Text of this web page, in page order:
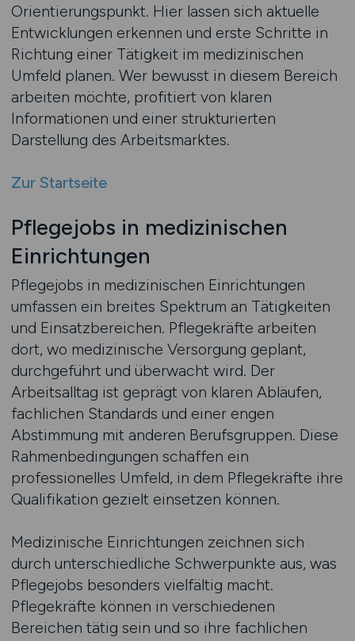
Orientierungspunkt. Hier lassen sich aktuelle
Entwicklungen erkennen und erste Schritte in
Richtung einer Tätigkeit im medizinischen
Umfeld planen. Wer bewusst in diesem Bereich
arbeiten möchte, profitiert von klaren
Informationen und einer strukturierten
Darstellung des Arbeitsmarktes.
Zur Startseite
Pflegejobs in medizinischen
Einrichtungen
Pflegejobs in medizinischen Einrichtungen
umfassen ein breites Spektrum an Tätigkeiten
und Einsatzbereichen. Pflegekräfte arbeiten
dort, wo medizinische Versorgung geplant,
durchgeführt und überwacht wird. Der
Arbeitsalltag ist geprägt von klaren Abläufen,
fachlichen Standards und einer engen
Abstimmung mit anderen Berufsgruppen. Diese
Rahmenbedingungen schaffen ein
professionelles Umfeld, in dem Pflegekräfte ihre
Qualifikation gezielt einsetzen können.
Medizinische Einrichtungen zeichnen sich
durch unterschiedliche Schwerpunkte aus, was
Pflegejobs besonders vielfältig macht.
Pflegekräfte können in verschiedenen
Bereichen tätig sein und so ihre fachlichen